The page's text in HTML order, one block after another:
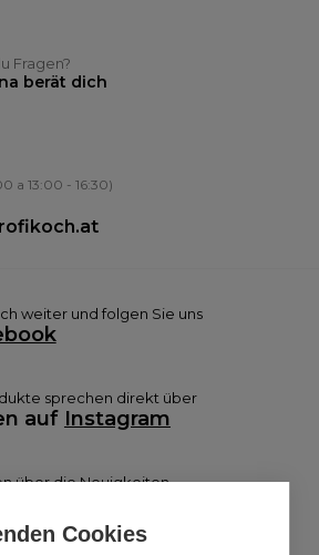
Cookies
Fragen?
berät dich
a 13:00 - 16:30)
weiter und folgen Sie uns
sprechen direkt über
auf Instagram
über die Neuigkeiten